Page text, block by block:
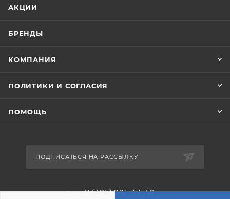
АКЦИИ
БРЕНДЫ
КОМПАНИЯ
ПОЛИТИКИ И СОГЛАСИЯ
ПОМОЩЬ
ПОДПИСАТЬСЯ НА РАССЫЛКУ
+7 (495) 201-43-40